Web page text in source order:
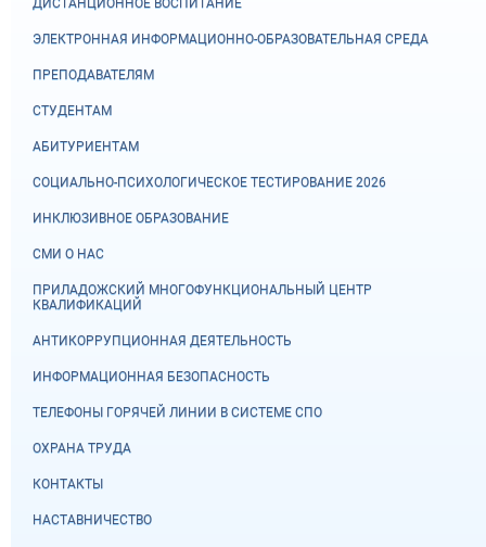
ДИСТАНЦИОННОЕ ВОСПИТАНИЕ
ЭЛЕКТРОННАЯ ИНФОРМАЦИОННО-ОБРАЗОВАТЕЛЬНАЯ СРЕДА
ПРЕПОДАВАТЕЛЯМ
СТУДЕНТАМ
АБИТУРИЕНТАМ
СОЦИАЛЬНО-ПСИХОЛОГИЧЕСКОЕ ТЕСТИРОВАНИЕ 2026
ИНКЛЮЗИВНОЕ ОБРАЗОВАНИЕ
СМИ О НАС
ПРИЛАДОЖСКИЙ МНОГОФУНКЦИОНАЛЬНЫЙ ЦЕНТР
КВАЛИФИКАЦИЙ
АНТИКОРРУПЦИОННАЯ ДЕЯТЕЛЬНОСТЬ
ИНФОРМАЦИОННАЯ БЕЗОПАСНОСТЬ
ТЕЛЕФОНЫ ГОРЯЧЕЙ ЛИНИИ В СИСТЕМЕ СПО
ОХРАНА ТРУДА
КОНТАКТЫ
НАСТАВНИЧЕСТВО